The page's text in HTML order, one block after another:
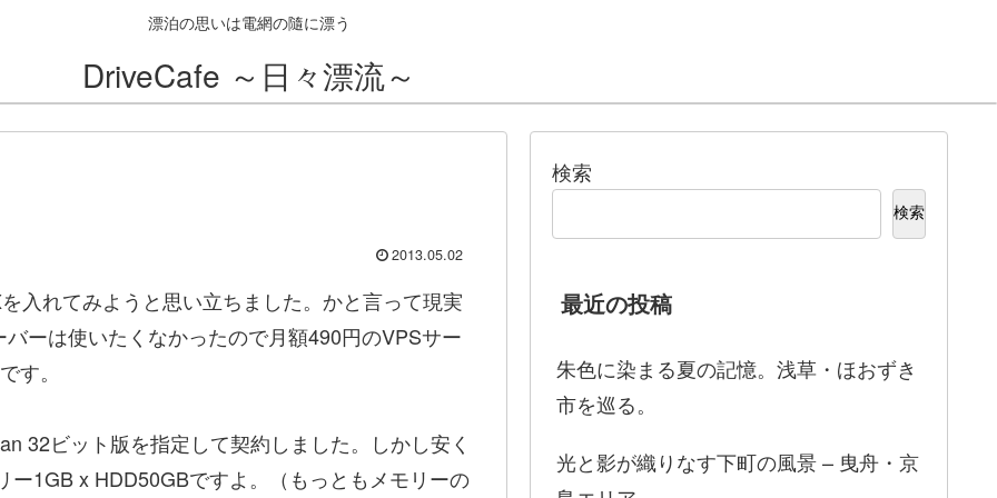
漂泊の思いは電網の隨に漂う
DriveCafe ～日々漂流～
2013.05.02
入れてみようと思い立ちました。かと言って現実
ーは使いたくなかったので月額490円のVPSサー
す。
32ビット版を指定して契約しました。しかし安く
ー1GB x HDD50GBですよ。（もっともメモリーの
検索
検索
最近の投稿
朱色に染まる夏の記憶。浅草・ほおずき
市を巡る。
光と影が織りなす下町の風景 – 曳舟・京